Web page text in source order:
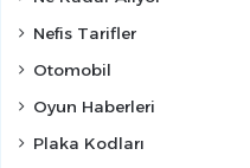
Nefis Tarifler
Otomobil
Oyun Haberleri
Plaka Kodları